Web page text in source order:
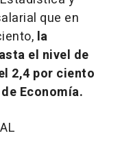
que en
la
el nivel de
2,4 por ciento
Economía.